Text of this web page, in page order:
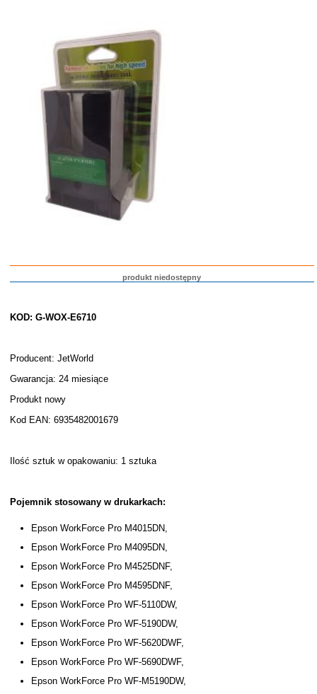
produkt niedostępny
KOD: G-WOX-E6710
Producent: JetWorld
Gwarancja: 24 miesiące
Produkt nowy
Kod EAN: 6935482001679
Ilość sztuk w opakowaniu: 1 sztuka
Pojemnik stosowany w drukarkach:
Epson WorkForce Pro M4015DN,
Epson WorkForce Pro M4095DN,
Epson WorkForce Pro M4525DNF,
Epson WorkForce Pro M4595DNF,
Epson WorkForce Pro WF-5110DW,
Epson WorkForce Pro WF-5190DW,
Epson WorkForce Pro WF-5620DWF,
Epson WorkForce Pro WF-5690DWF,
Epson WorkForce Pro WF-M5190DW,